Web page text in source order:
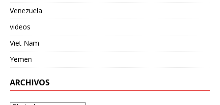
Venezuela
videos
Viet Nam
Yemen
ARCHIVOS